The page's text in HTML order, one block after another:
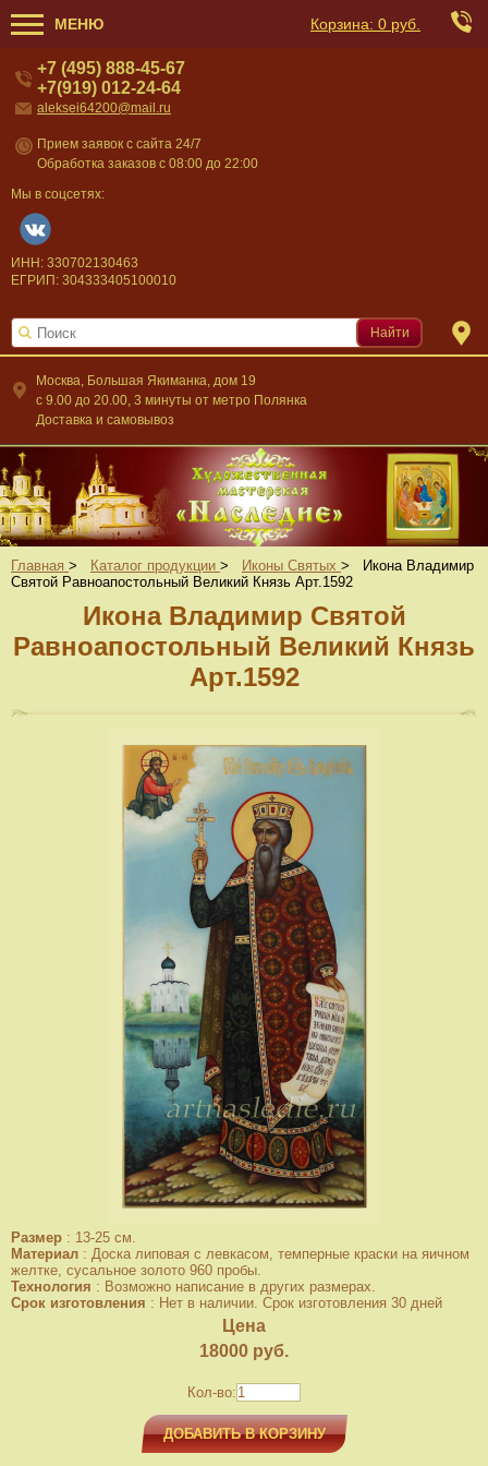
МЕНЮ Корзина: 0 руб.
Москва, Большая Якиманка, дом 19
c 9.00 до 20.00, 3 минуты от метро Полянка
Доставка и самовывоз
+7 (495) 888-45-67
+7(919) 012-24-64
aleksei64200@mail.ru
Прием заявок с сайта 24/7
Обработка заказов с 08:00 до 22:00
Мы в соцсетях:
ИНН: 330702130463
ЕГРИП: 304333405100010
Найти
Главная > Каталог продукции > Иконы Святых >
Икона Владимир
Святой Равноапостольный Великий Князь Арт.1592
Икона Владимир Святой
Равноапостольный Великий Князь
Арт.1592
Размер : 13-25 см.
Материал : Доска липовая с левкасом, темперные краски на яичном
желтке, сусальное золото 960 пробы.
Технология : Возможно написание в других размерах.
Срок изготовления : Нет в наличии. Срок изготовления 30 дней
Цена
18000 руб.
Кол-во:
ДОБАВИТЬ В КОРЗИНУ